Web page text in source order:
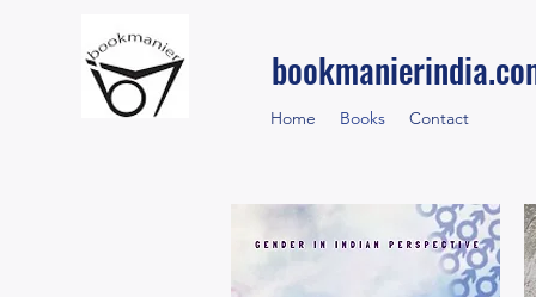
Home Books Contact